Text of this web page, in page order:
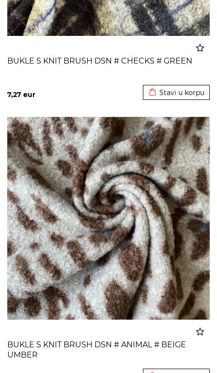
BUKLE S KNIT BRUSH DSN # CHECKS # GREEN
7,27 eur Stavi u korpu
BUKLE S KNIT BRUSH DSN # ANIMAL # BEIGE
UMBER